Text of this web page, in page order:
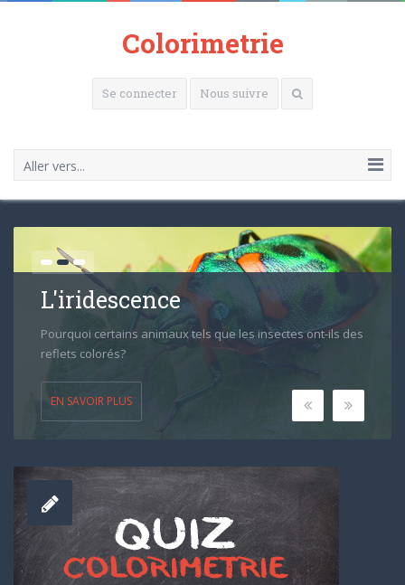
Colorimetrie
Se connecter Nous suivre
Aller vers...
L'iridescence
Pourquoi certains animaux tels que les insectes ont-ils des
reflets colorés?
EN SAVOIR PLUS